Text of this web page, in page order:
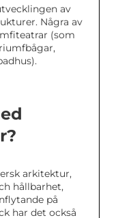
av
Några av
(som
arkitektur,
hållbarhet,
på
har det också